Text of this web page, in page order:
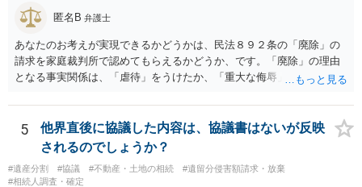
匿名B 弁護士
あなたのお考えが実現できるかどうかは、民法８９２条の「廃除」の
請求を家庭裁判所で認めてもらえるかどうか、です。「廃除」の理由
となる事実関係は、「虐待」をうけたか、「重大な侮辱」を受けた
「廃除」は遺言でも可能です（民法８９３条）。 弁護士に具体的な事
情を話して相談して、「廃除」が可能か、実際に法律相談を受けるこ
とをお勧めします。
5
他界直後に協議した内容は、協議書はないが反映
されるのでしょうか？
#遺産分割 #協議 #不動産・土地の相続
#遺留分侵害額請求・放棄
#相続人調査・確定